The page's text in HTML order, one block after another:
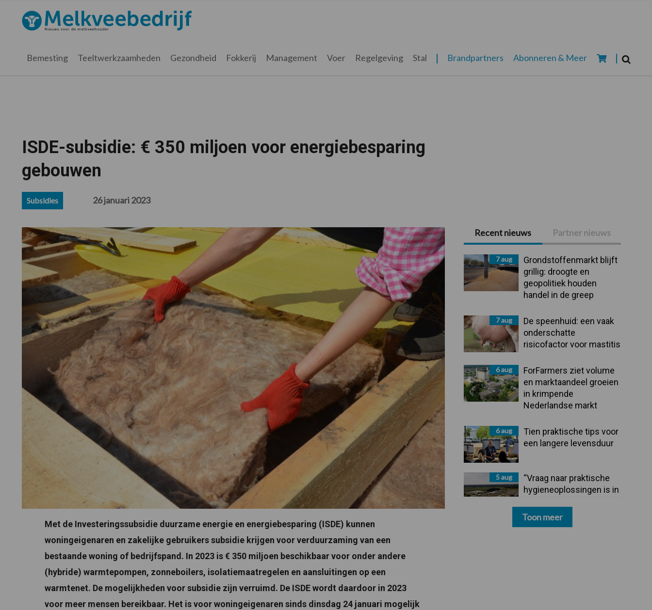
hoofdnavigatie
hoofd
eerste
voettekst
Melkveebedrijf.nl
Bemesting Teeltwerkzaamheden Gezondheid Fokkerij Management Voer Regelgeving Stal Brandpartners Abonneren & Meer
ISDE-subsidie: € 350 miljoen voor energiebesparing
gebouwen
Subsidies 26 januari 2023
Met de Investeringssubsidie duurzame energie en energiebesparing (ISDE) kunnen
woningeigenaren en zakelijke gebruikers subsidie krijgen voor verduurzaming van een
bestaande woning of bedrijfspand. In 2023 is € 350 miljoen beschikbaar voor onder andere
(hybride) warmtepompen, zonneboilers, isolatiemaatregelen en aansluitingen op een
warmtenet. De mogelijkheden voor subsidie zijn verruimd. De ISDE wordt daardoor in 2023
voor meer mensen bereikbaar. Het is voor woningeigenaren sinds dinsdag 24 januari mogelijk
Primaire
Sidebar
Recent nieuws Partner nieuws
7 aug
Grondstoffenmarkt blijft
grillig: droogte en
geopolitiek houden
handel in de greep
7 aug
De speenhuid: een vaak
onderschatte
risicofactor voor mastitis
6 aug
ForFarmers ziet volume
en marktaandeel groeien
in krimpende
Nederlandse markt
6 aug
Tien praktische tips voor
een langere levensduur
5 aug
“Vraag naar praktische
hygieneoplossingen is in
Toon meer